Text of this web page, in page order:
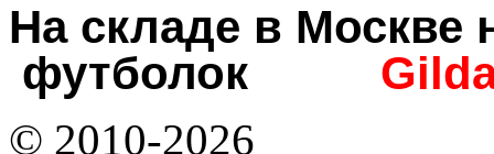
На складе в
футболок
© 2010-2026